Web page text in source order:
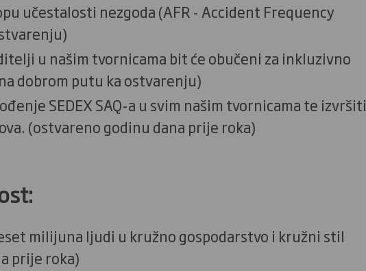
učestalosti nezgoda (AFR - Accident Frequency
u našim tvornicama bit će obučeni za inkluzivno
dobrom putu ka ostvarenju)
SEDEX SAQ-a u svim našim tvornicama te izvršiti
(ostvareno godinu dana prije roka)
milijuna ljudi u kružno gospodarstvo i kružni stil
prije roka)